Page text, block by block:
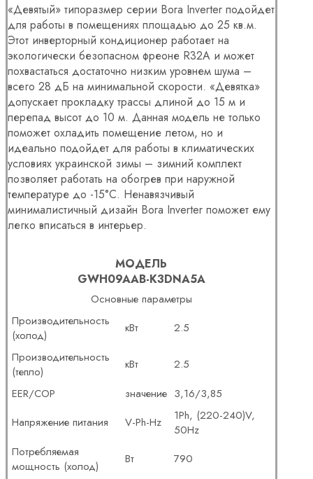
«Девятый» типоразмер серии Bora Inverter подойдет
для работы в помещениях площадью до 25 кв.м.
Этот инверторный кондиционер работает на
экологически безопасном фреоне R32A и может
похвастаться достаточно низким уровнем шума –
всего 28 дБ на минимальной скорости. «Девятка»
допускает прокладку трассы длиной до 15 м и
перепад высот до 10 м. Данная модель не только
поможет охладить помещение летом, но и
идеально подойдет для работы в климатических
условиях украинской зимы – зимний комплект
позволяет работать на обогрев при наружной
температуре до -15°С. Ненавязчивый
минималистичный дизайн Bora Inverter поможет ему
легко вписаться в интерьер.
МОДЕЛЬ
GWH09AAB-K3DNA5A
Основные параметры
Производительность
(холод)
кВт
2.5
Производительность
(тепло)
кВт
2.5
EER/COP
значение 3,16/3,85
Напряжение питания
V-Ph-Hz
1Ph, (220-240)V,
50Hz
Потребляемая
мощность (холод)
Вт
790